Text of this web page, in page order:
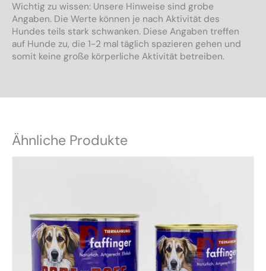
Wichtig zu wissen: Unsere Hinweise sind grobe
Angaben. Die Werte können je nach Aktivität des
Hundes teils stark schwanken. Diese Angaben treffen
auf Hunde zu, die 1-2 mal täglich spazieren gehen und
somit keine große körperliche Aktivität betreiben.
Ähnliche Produkte
Die
Optionen
können
der
Produktseite
gewählt